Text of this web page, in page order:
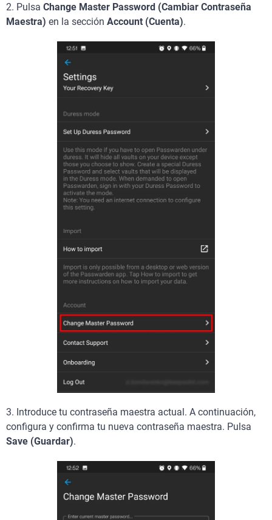
2. Pulsa Change Master Password (Cambiar Contraseña
Maestra) en la sección Account (Cuenta).
3. Introduce tu contraseña maestra actual. A continuación,
configura y confirma tu nueva contraseña maestra. Pulsa
Save (Guardar).